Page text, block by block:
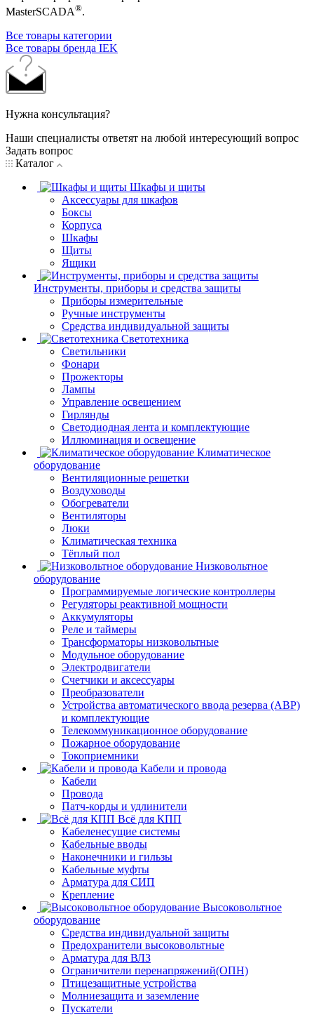
MasterSCADA®.
Все товары категории
Все товары бренда IEK
Нужна консультация?
Наши специалисты ответят на любой интересующий вопрос
Задать вопрос
Каталог
Шкафы и щиты
Аксессуары для шкафов
Боксы
Корпуса
Шкафы
Щиты
Ящики
Инструменты, приборы и средства защиты
Приборы измерительные
Ручные инструменты
Средства индивидуальной защиты
Светотехника
Светильники
Фонари
Прожекторы
Лампы
Управление освещением
Гирлянды
Светодиодная лента и комплектующие
Иллюминация и освещение
Климатическое
оборудование
Вентиляционные решетки
Воздуховоды
Обогреватели
Вентиляторы
Люки
Климатическая техника
Тёплый пол
Низковольтное
оборудование
Программируемые логические контроллеры
Регуляторы реактивной мощности
Аккумуляторы
Реле и таймеры
Трансформаторы низковольтные
Модульное оборудование
Электродвигатели
Счетчики и аксессуары
Преобразователи
Устройства автоматического ввода резерва (АВР)
и комплектующие
Телекоммуникационное оборудование
Пожарное оборудование
Токоприемники
Кабели и провода
Кабели
Провода
Патч-корды и удлинители
Всё для КПП
Кабеленесущие системы
Кабельные вводы
Наконечники и гильзы
Кабельные муфты
Арматура для СИП
Крепление
Высоковольтное
оборудование
Средства индивидуальной защиты
Предохранители высоковольтные
Арматура для ВЛЗ
Ограничители перенапряжений(ОПН)
Птицезащитные устройства
Молниезащита и заземление
Пускатели